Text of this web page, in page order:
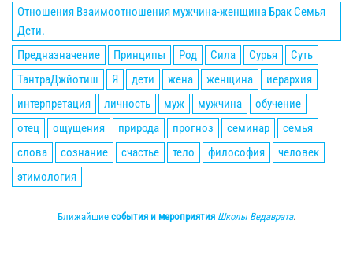
Отношения Взаимоотношения мужчина-женщина Брак Семья
Дети.
Предназначение
Принципы Род Сила Сурья
Суть
ТантраДжйотиш
Я дети жена женщина
иерархия
интерпретация
личность муж мужчина
обучение
отец
ощущения природа прогноз семинар
семья
слова
сознание счастье тело философия
человек
этимология
Ближайшие события и мероприятия Школы Ведаврата.